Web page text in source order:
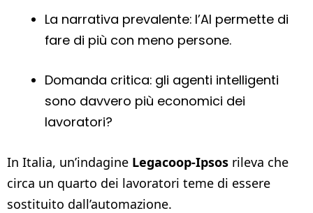
La narrativa prevalente: l’AI permette di
fare di più con meno persone.
Domanda critica: gli agenti intelligenti
sono davvero più economici dei
lavoratori?
In Italia, un’indagine Legacoop-Ipsos rileva che
circa un quarto dei lavoratori teme di essere
sostituito dall’automazione.